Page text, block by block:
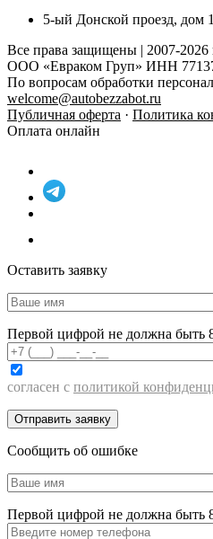
5-ый Донской проезд, дом
Все права защищены | 2007-
ООО «Евраком Груп» ИНН
По вопросам обработки
welcome@autobezzabot.ru
Публичная оферта · Политика
Оплата онлайн
Оставить заявку
Первой цифрой не должна быть
согласен с политикой
Сообщить об ошибке
Первой цифрой не должна быть